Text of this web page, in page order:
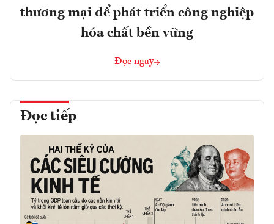
thương mại để phát triển công nghiệp
hóa chất bền vững
Đọc ngay
Đọc tiếp